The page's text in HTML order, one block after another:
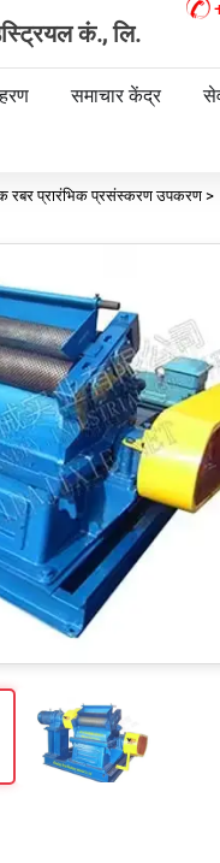
कं., लि.
समाचार केंद्र
रबर प्रारंभिक प्रसंस्करण उपकरण >